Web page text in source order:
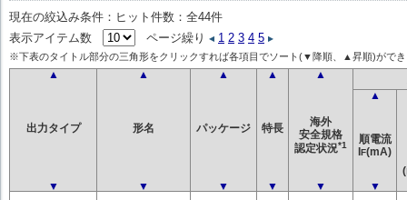
現在の絞込み条件：ヒット件数：全44件
表示アイテム数
ページ繰り 1 2 3 4 5
※下表のタイトル部分の三角形をクリックすれば各項目でソート(▼降順、▲昇順)がで
▲ ▲ ▲ ▲ ▲
出力タイプ 形名 パッケージ 特長
海外
安全規格
認定状況*1
▲
順電流
IF(mA)
▼
▼ ▼ ▼ ▼ ▼